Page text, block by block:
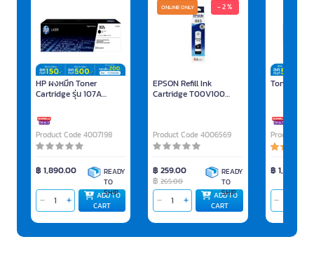
HP ผงหมึก Toner
Cartridge รุ่น 107A
Product Code 4007198
฿ 1,890.00
READY
TO
SHIP
ADD TO
CART
ONLINE ONLY - 2 %
EPSON Refill Ink
Cartridge T00V100
Product Code 4006569
฿ 259.00
฿265.00
READY
TO
SHIP
ADD TO
CART
Toner
Product
฿ 1,370.00